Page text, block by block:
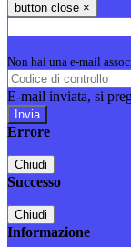
button close ×
Non hai una e-mail
E-mail inviata, si
Errore
Chiudi
Successo
Chiudi
Informazione